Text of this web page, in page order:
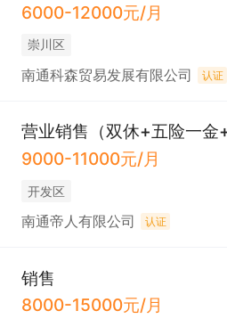
6000-12000元/月
崇川区
南通科森贸易发展有限公司 认证
营业销售（双休+五险一金+
9000-11000元/月
开发区
南通帝人有限公司 认证
销售
8000-15000元/月